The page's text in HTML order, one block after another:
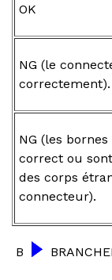
OK
NG (le
correctement).
NG (les
correct ou
des corps
connecteur).
B